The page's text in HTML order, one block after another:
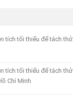
tích tối thiểu để tách
tích tối thiểu để tách
Chí Minh